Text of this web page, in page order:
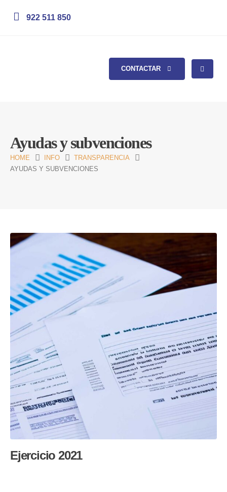
922 511 850
CONTACTAR
Ayudas y subvenciones
HOME INFO
TRANSPARENCIA
AYUDAS Y SUBVENCIONES
Ejercicio 2021